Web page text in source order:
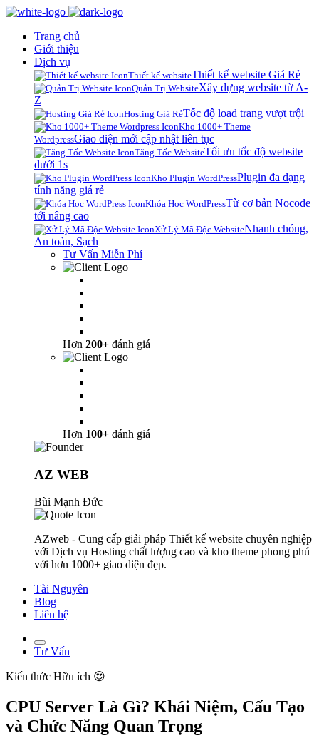
Trang chủ
Giới thiệu
Dịch vụ
Thiết kế websiteThiết kế website Giá Rẻ
Quản Trị WebsiteXây dựng website từ A-
Z
Hosting Giá RẻTốc độ load trang vượt trội
Kho 1000+ Theme
WordpressGiao diện mới cập nhật liên tục
Tăng Tốc WebsiteTối ưu tốc độ website
dưới 1s
Kho Plugin WordPressPlugin đa dạng
tính năng giá rẻ
Khóa Học WordPressTừ cơ bản Nocode
tới nâng cao
Xử Lý Mã Độc WebsiteNhanh chóng,
An toàn, Sạch
Tư Vấn Miễn Phí
Hơn 200+ đánh giá
Hơn 100+ đánh giá
AZ WEB
Bùi Mạnh Đức
AZweb - Cung cấp giải pháp Thiết kế website chuyên nghiệp
với Dịch vụ Hosting chất lượng cao và kho theme phong phú
với hơn 1000+ giao diện đẹp.
Tài Nguyên
Blog
Liên hệ
Tư Vấn
Kiến thức Hữu ích 😍
CPU Server Là Gì? Khái Niệm, Cấu Tạo
và Chức Năng Quan Trọng